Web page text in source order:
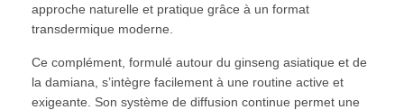
approche naturelle et pratique grâce à un format
transdermique moderne.
Ce complément, formulé autour du ginseng asiatique et de
la damiana, s’intègre facilement à une routine active et
exigeante. Son système de diffusion continue permet une